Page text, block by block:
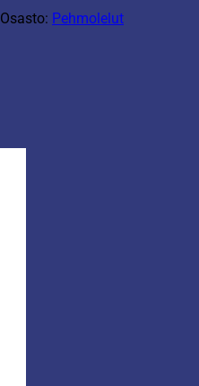
Osasto: Pehmolelut